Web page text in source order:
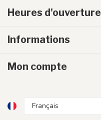
Heures
Informations
Mon compte